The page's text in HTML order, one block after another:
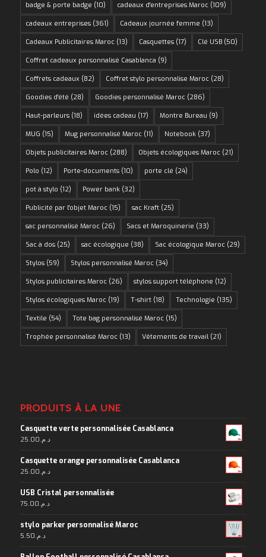
badge & porte badge (10) cadeaux d'entreprises Maroc(109)
cadeaux entreprises(361) Cadeaux journée femme (13)
Cadeaux Publicitaires Maroc(13) Casquettes(17) Clé USB(50)
Coffret cadeaux personnalisé Casablanca (9)
Coffrets cadeaux (82) Coffret stylo personnalise Maroc(28)
Goodies d'été (28) Goodies personnalisé Maroc(286)
Haut-parleurs(18) idées cadeau (17) Montre Bureau (9)
MUG (15) Mug personnalisé Maroc(11) Notebook(37)
Objets publicitaires Maroc(288) Objets écologiques Maroc(21)
Polo (12) Porte-documents(10) porte clé (24)
pot à stylo (12) Power bank(32)
Publicité par l'objet Maroc(15) sac Kraft(25)
sac personnalisé Maroc(26) Sacs et Maroquinerie (33)
Sac à dos(25) sac écologique (38) Sac écologique Maroc(29)
Stylos(59) Stylos personnalisé Maroc(34)
Stylos publicitaires Maroc(26) stylos support téléphone (12)
Stylos écologiques Maroc(19) T-shirt(18) Technologie (135)
Textile (54) Tote bag personnalisé Maroc(15)
Trophée personnalisé Maroc(13) Vêtements de travail(21)
PRODUITS À LA UNE
Casquette verte personnalisée Casablanca
د.م.25.00
Casquette orange personnalisée Casablanca
د.م.25.00
USB Cristal personnalisée
د.م.75.00
stylo parker personnalisé Maroc
د.م.5.50